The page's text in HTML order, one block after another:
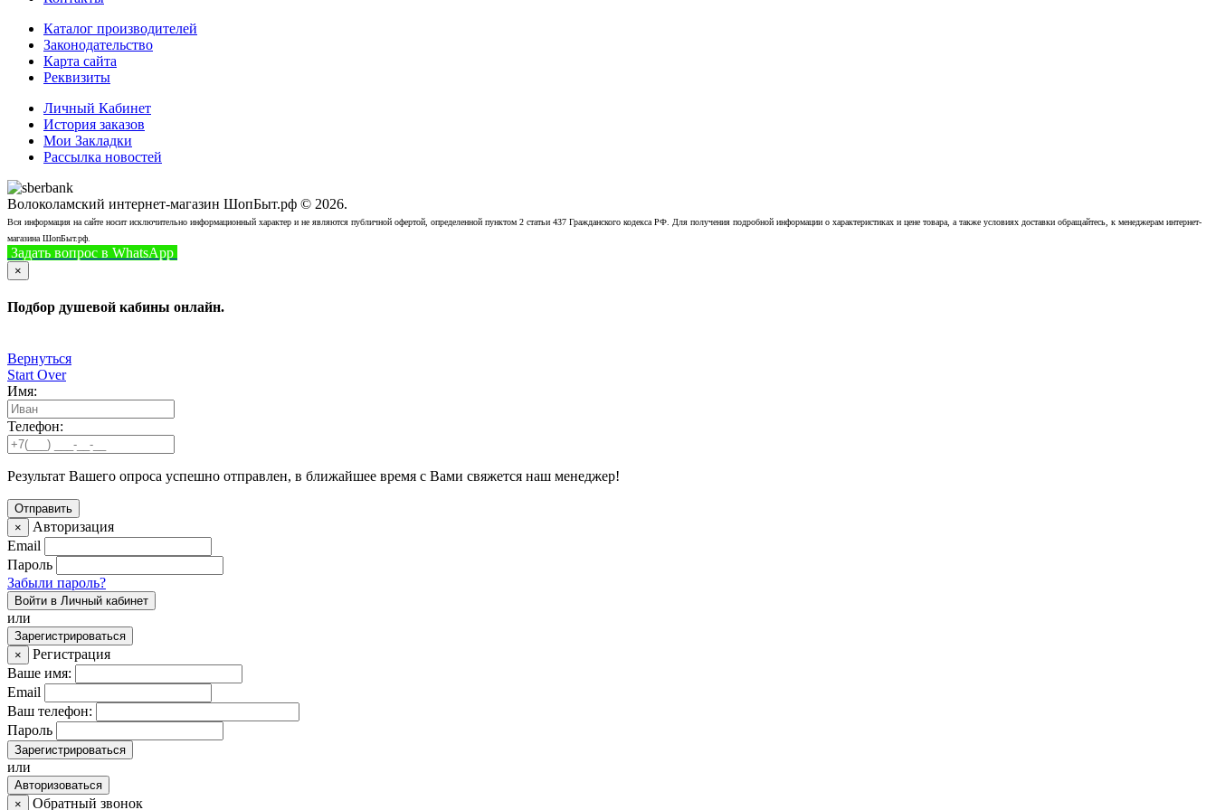
Каталог производителей
Законодательство
Карта сайта
Реквизиты
Личный Кабинет
История заказов
Мои Закладки
Рассылка новостей
Волоколамский интернет-магазин ШопБыт.рф © 2026.
Вся информация на сайте носит исключительно информационный характер и не являются публичной офертой, определенной пунктом 2 статьи 437 Гражданского кодекса РФ. Для получения подробной информации о характеристиках и цене товара, а также условиях доставки обращайтесь, к менеджерам интернет-
магазина ШопБыт.рф.
Задать вопрос в WhatsApp
×
Подбор душевой кабины онлайн.
Вернуться
Start Over
Имя:
Телефон:
Результат Вашего опроса успешно отправлен, в ближайшее время с Вами свяжется наш менеджер!
×
Авторизация
Email
Пароль
Забыли пароль?
Войти в Личный кабинет
или
Зарегистрироваться
×
Регистрация
Ваше имя:
Email
Ваш телефон:
Пароль
Зарегистрироваться
или
Авторизоваться
×
Обратный звонок